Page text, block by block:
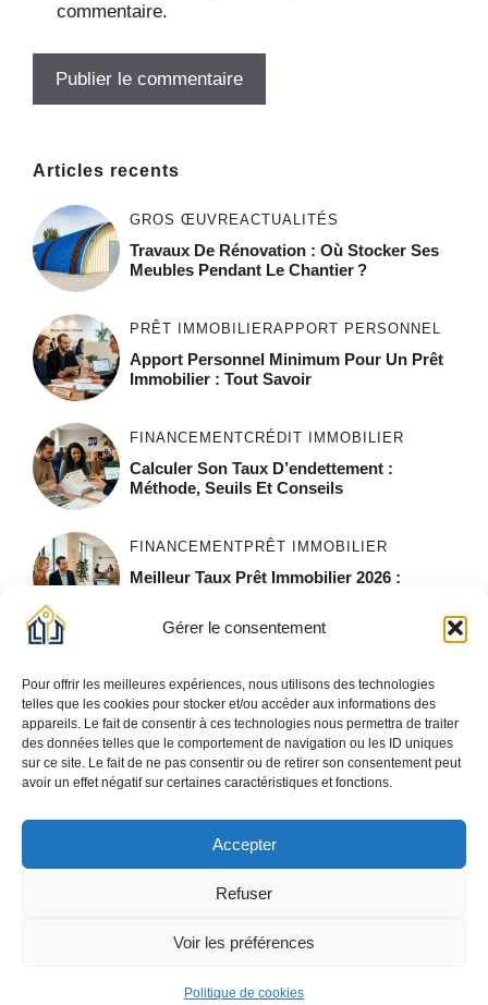
Gérer le consentement
Pour offrir les meilleures expériences, nous utilisons des technologies
telles que les cookies pour stocker et/ou accéder aux informations des
appareils. Le fait de consentir à ces technologies nous permettra de traiter
des données telles que le comportement de navigation ou les ID uniques
sur ce site. Le fait de ne pas consentir ou de retirer son consentement peut
avoir un effet négatif sur certaines caractéristiques et fonctions.
Accepter
Refuser
Voir les préférences
Politique de cookies
commentaire.
Articles recents
GROS ŒUVREACTUALITÉS
Travaux De Rénovation : Où Stocker Ses
Meubles Pendant Le Chantier ?
PRÊT IMMOBILIERAPPORT PERSONNEL
Apport Personnel Minimum Pour Un Prêt
Immobilier : Tout Savoir
FINANCEMENTCRÉDIT IMMOBILIER
Calculer Son Taux D’endettement :
Méthode, Seuils Et Conseils
FINANCEMENT PRÊT IMMOBILIER
Meilleur Taux Prêt Immobilier 2026 :
Vendre Sa Maison Sans Agence : Guide
Complet Étape Par Étape
MENTIONS LÉGALES